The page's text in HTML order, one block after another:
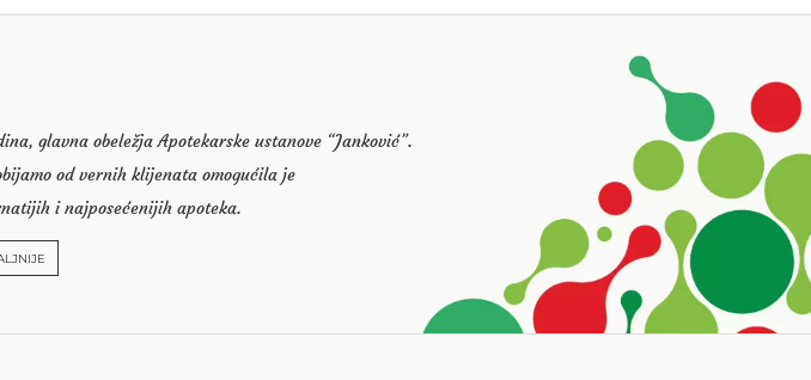
glavna obeležja Apotekarske ustanove “Janković”.
od vernih klijenata omogućila je
i najposećenijih apoteka.